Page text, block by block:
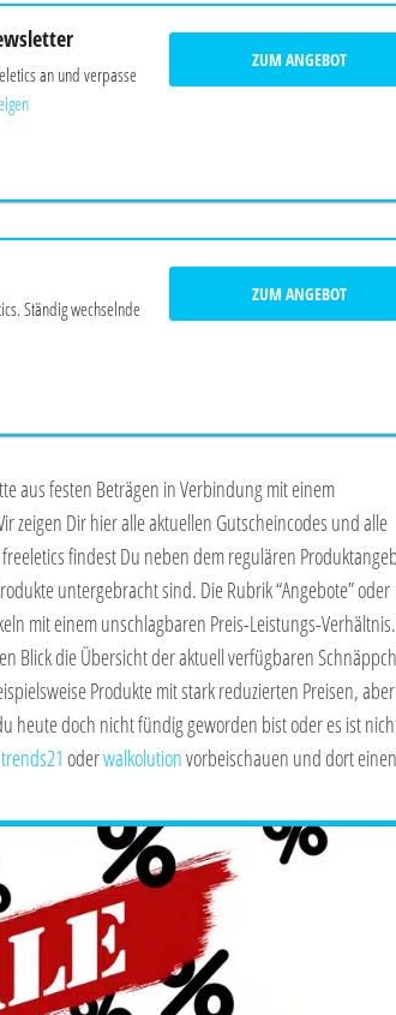
an und verpasse
ZUM ANGEBOT
Ständig wechselnde
ZUM ANGEBOT
aus festen Beträgen in Verbindung mit einem
zeigen Dir hier alle aktuellen Gutscheincodes und alle
findest Du neben dem regulären
untergebracht sind. Die Rubrik “Angebote” oder
mit einem unschlagbaren Preis-Leistungs-Verhältnis.
Blick die Übersicht der aktuell verfügbaren
Produkte mit stark reduzierten Preisen, aber
heute doch nicht fündig geworden bist oder es ist
trends21 oderwalkolutionvorbeischauen und dort einen